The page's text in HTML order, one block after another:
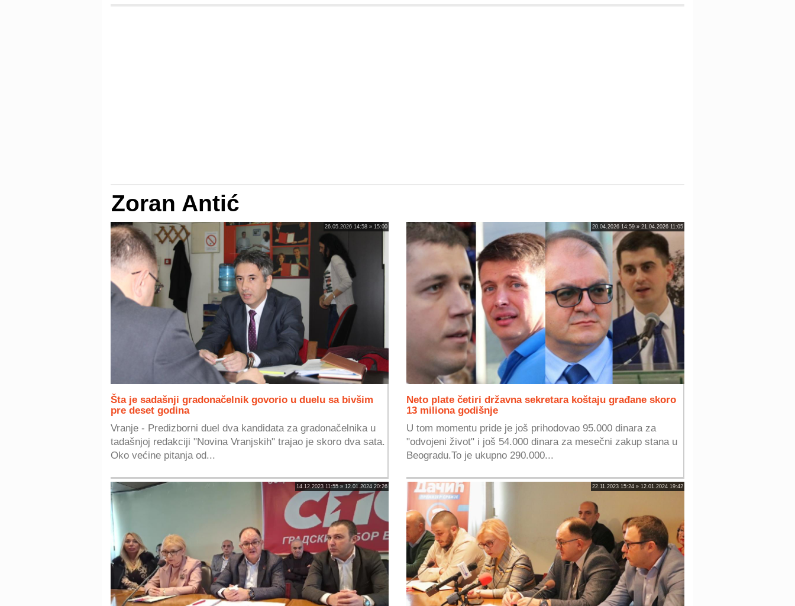
Zoran Antić
26.05.2026 14:58 » 15:00
Šta je sadašnji gradonačelnik govorio u duelu sa bivšim
pre deset godina
Vranje - Predizborni duel dva kandidata za gradonačelnika u
tadašnjoj redakciji "Novina Vranjskih" trajao je skoro dva sata.
Oko većine pitanja od...
20.04.2026 14:59 » 21.04.2026 11:05
Neto plate četiri državna sekretara koštaju građane skoro
13 miliona godišnje
U tom momentu pride je još prihodovao 95.000 dinara za
"odvojeni život" i još 54.000 dinara za mesečni zakup stana u
Beogradu.To je ukupno 290.000...
14.12.2023 11:55 » 12.01.2024 20:26 22.11.2023 15:24 » 12.01.2024 19:42